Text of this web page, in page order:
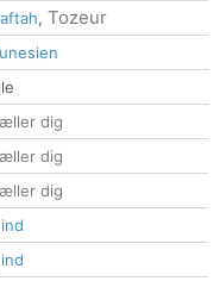
, Tozeur
dig
dig
dig